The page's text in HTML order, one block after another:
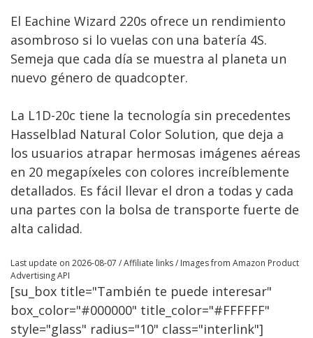
El Eachine Wizard 220s ofrece un rendimiento
asombroso si lo vuelas con una batería 4S.
Semeja que cada día se muestra al planeta un
nuevo género de quadcopter.
La L1D-20c tiene la tecnología sin precedentes
Hasselblad Natural Color Solution, que deja a
los usuarios atrapar hermosas imágenes aéreas
en 20 megapíxeles con colores increíblemente
detallados. Es fácil llevar el dron a todas y cada
una partes con la bolsa de transporte fuerte de
alta calidad.
Last update on 2026-08-07 / Affiliate links / Images from Amazon Product
Advertising API
[su_box title="También te puede interesar"
box_color="#000000" title_color="#FFFFFF"
style="glass" radius="10" class="interlink"]